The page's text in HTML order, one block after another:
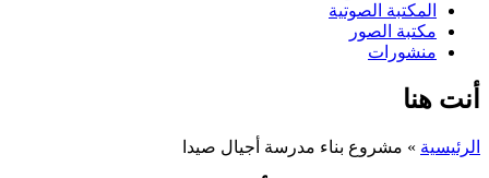
المكتبة الصوتية
مكتبة الصور
منشورات
أنت هنا
الرئيسية » مشروع بناء مدرسة أجيال صيدا